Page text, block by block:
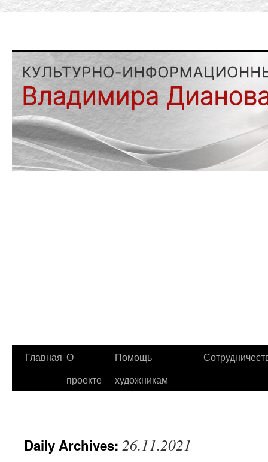
Главная О
проекте
Помощь
художникам
Daily Archives: 26.11.2021